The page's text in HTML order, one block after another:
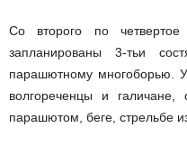
Со второго по
запланированы 3-тьи
парашютному многоборью.
волгореченцы и
парашютом, беге, стрельбе